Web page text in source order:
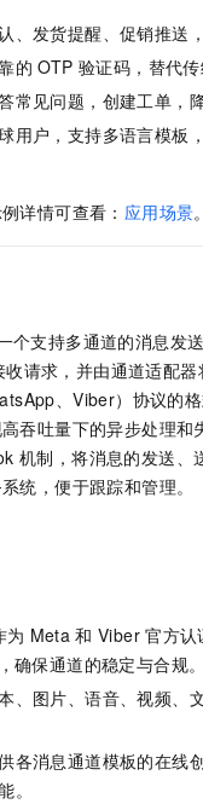
、发货提醒、促销推送
的 OTP 验证码，替代传
常见问题，创建工单，
用户，支持多语言模板
详情可查看： 应用场景。
个支持多通道的消息发
请求，并由通道适配
、Viber）协议的
吞吐量下的异步处理和
机制，将消息的发送、
统，便于跟踪和管理。
为 Meta 和 Viber 官方认
确保通道的稳定与合规。
、图片、语音、视频、
各消息通道模板的在线
。